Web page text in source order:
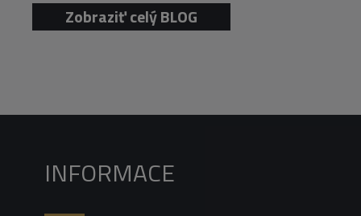
Zobraziť celý BLOG
INFORMACE